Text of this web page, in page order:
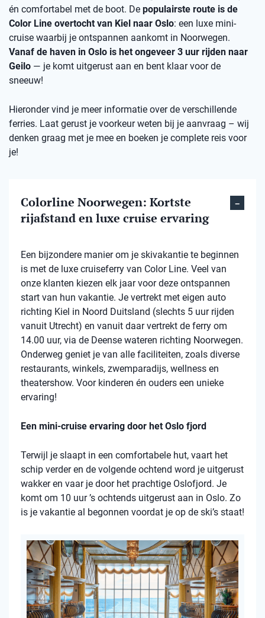
én comfortabel met de boot. De populairste route is de
Color Line overtocht van Kiel naar Oslo: een luxe mini-
cruise waarbij je ontspannen aankomt in Noorwegen.
Vanaf de haven in Oslo is het ongeveer 3 uur rijden naar
Geilo — je komt uitgerust aan en bent klaar voor de
sneeuw!
Hieronder vind je meer informatie over de verschillende
ferries. Laat gerust je voorkeur weten bij je aanvraag – wij
denken graag met je mee en boeken je complete reis voor
je!
Colorline Noorwegen: Kortste
rijafstand en luxe cruise ervaring
Een bijzondere manier om je skivakantie te beginnen
is met de luxe cruiseferry van Color Line. Veel van
onze klanten kiezen elk jaar voor deze ontspannen
start van hun vakantie. Je vertrekt met eigen auto
richting Kiel in Noord Duitsland (slechts 5 uur rijden
vanuit Utrecht) en vanuit daar vertrekt de ferry om
14.00 uur, via de Deense wateren richting Noorwegen.
Onderweg geniet je van alle faciliteiten, zoals diverse
restaurants, winkels, zwemparadijs, wellness en
theatershow. Voor kinderen én ouders een unieke
ervaring!
Een mini-cruise ervaring door het Oslo fjord
Terwijl je slaapt in een comfortabele hut, vaart het
schip verder en de volgende ochtend word je uitgerust
wakker en vaar je door het prachtige Oslofjord. Je
komt om 10 uur ’s ochtends uitgerust aan in Oslo. Zo
is je vakantie al begonnen voordat je op de ski’s staat!